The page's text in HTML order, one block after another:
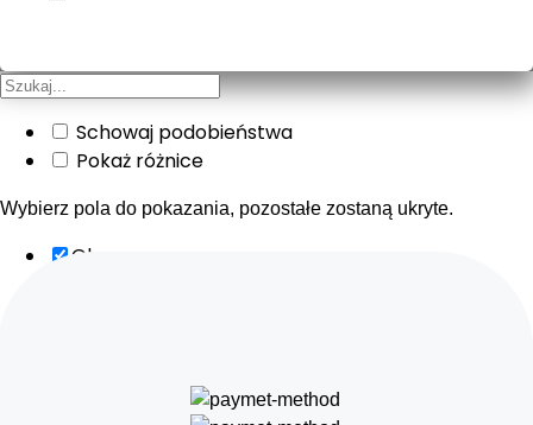
Schowaj podobieństwa
Pokaż różnice
Wybierz pola do pokazania, pozostałe zostaną ukryte.
Obraz